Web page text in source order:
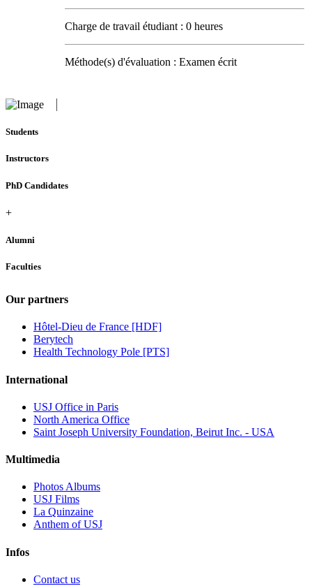
Charge de travail étudiant : 0 heures
Méthode(s) d'évaluation : Examen écrit
Students
Instructors
PhD Candidates
+
Alumni
Faculties
Our partners
Hôtel-Dieu de France [HDF]
Berytech
Health Technology Pole [PTS]
International
USJ Office in Paris
North America Office
Saint Joseph University Foundation, Beirut Inc. - USA
Multimedia
Photos Albums
USJ Films
La Quinzaine
Anthem of USJ
Infos
Contact us